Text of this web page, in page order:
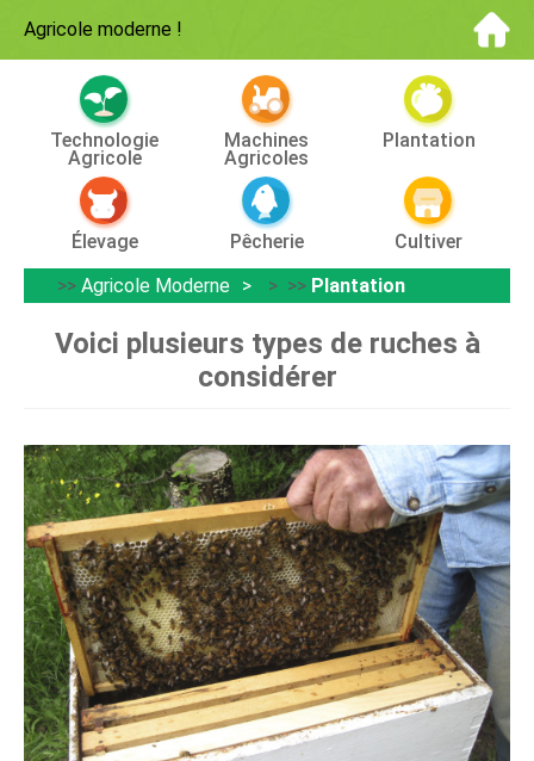
Agricole moderne !
Technologie
Agricole
Machines
Agricoles
Plantation
Élevage Pêcherie
Cultiver
>> Agricole Moderne > >> Plantation
Voici plusieurs types de ruches à
considérer